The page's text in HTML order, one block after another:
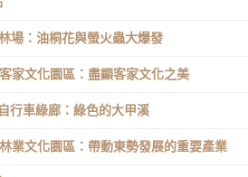
場：油桐花與螢火蟲大爆發
家文化園區：盡顯客家文化之美
行車綠廊：綠色的大甲溪
業文化園區：帶動東勢發展的重要產業